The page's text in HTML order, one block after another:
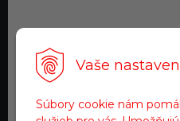
Vaše
Súbory cookie nám
Tovar na
a